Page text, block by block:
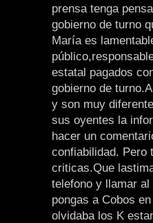
prensa tenga
gobierno de turno
María es
estatal pagados
gobierno de
y son muy
sus oyentes la
hacer un
confiabilidad. Pero
criticas.Que
telefono y llamar
pongas a Cobos
olvidaba los K